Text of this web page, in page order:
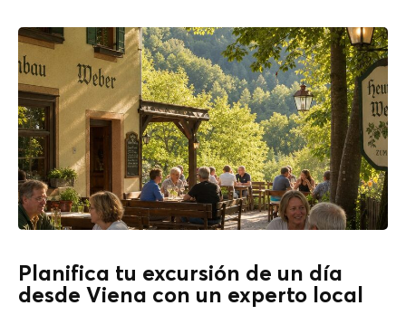
Planifica tu excursión de un día
desde Viena con un experto local